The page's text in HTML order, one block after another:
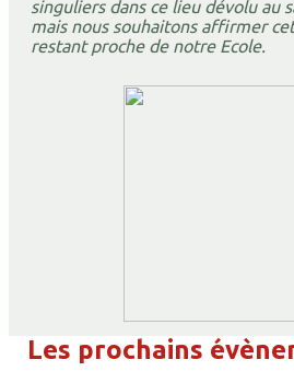
singuliers dans ce lieu dévolu au
mais nous souhaitons affirmer
restant proche de notre Ecole.
Les prochains